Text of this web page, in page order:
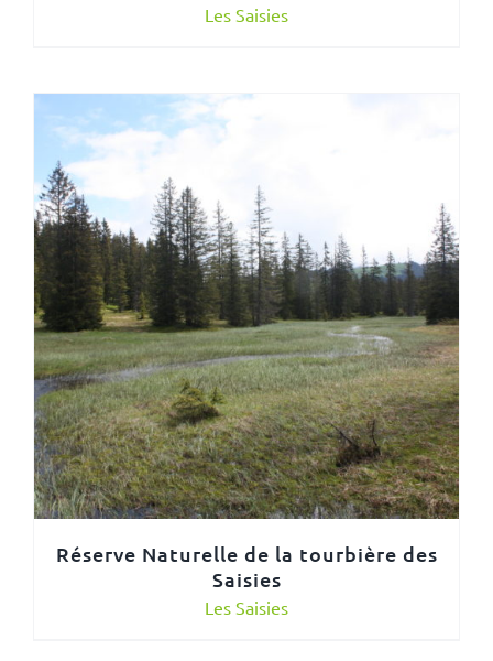
Les Saisies
Réserve Naturelle de la tourbière des
Saisies
Les Saisies